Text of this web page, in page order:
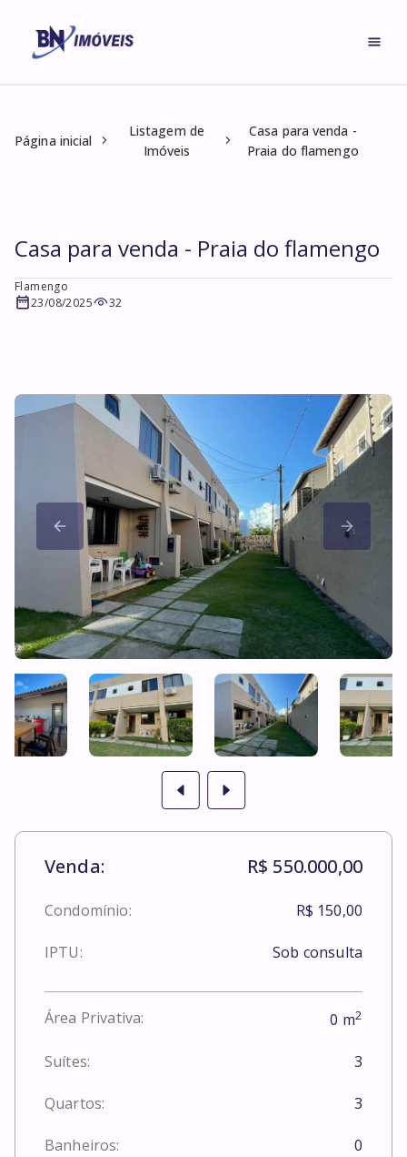
Página inicial
Listagem de
Imóveis
Casa para venda -
Praia do flamengo
Casa para venda - Praia do flamengo
Flamengo
23/08/2025
32
Venda: R$ 550.000,00
Condomínio: R$ 150,00
IPTU: Sob consulta
Área Privativa: 0 m2
Suítes: 3
Quartos: 3
Banheiros: 0